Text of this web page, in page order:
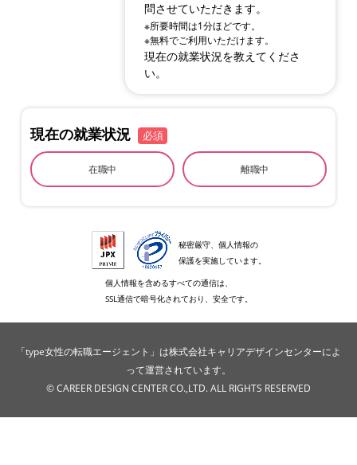
問させていただきます。
※所要時間は1分ほどです。
※無料でご利用いただけます。
現在の就業状況を教えてくださ
い。
現在の就業状況 必須
在職中 離職中
秘密厳守、個人情報の
保護を実施しています。
個人情報を含めるすべての通信は、
SSL通信で暗号化されており、安全です。
「type女性の転職エージェント」は株式会社キャリアデザインセンターによ
って運営されています。
© CAREER DESIGN CENTER CO.,LTD. ALL RIGHTS RESERVED